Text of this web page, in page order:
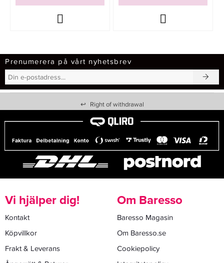
Prenumerera på vårt nyhetsbrev
↩ Right of withdrawal
Vi hjälper dig!
Kontakt
Köpvillkor
Frakt & Leverans
Om Baresso
Baresso Magasin
Om Baresso.se
Cookiepolicy